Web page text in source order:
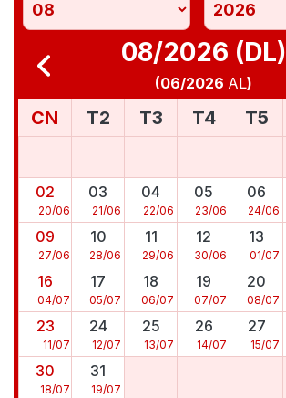
08/2026 (DL)
(06/2026 AL)
CN T2 T3 T4 T5
02
20/06
03
21/06
04
22/06
05
23/06
06
24/06
09
27/06
10
28/06
11
29/06
12
30/06
13
01/07
16
04/07
17
05/07
18
06/07
19
07/07
20
08/07
23
11/07
24
12/07
25
13/07
26
14/07
27
15/07
30
18/07
31
19/07